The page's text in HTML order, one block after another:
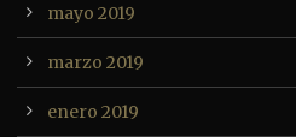
mayo 2019
marzo 2019
enero 2019